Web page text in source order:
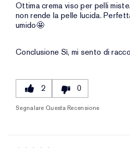
Ottima crema viso per pelli
non rende la pelle lucida.
umido🤩
Conclusione Sì, mi sento di
2 0
Segnalare Questa Recensione